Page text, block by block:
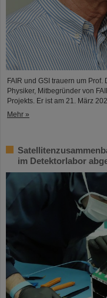
FAIR und GSI trauern um
Physiker, Mitbegründer von
Projekts. Er ist am 21. März
Mehr »
im Detektorlabor